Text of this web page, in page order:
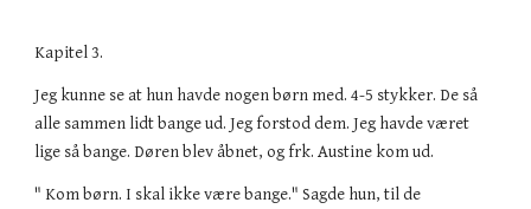
Kapitel 3.
Jeg kunne se at hun havde nogen børn med. 4-5 stykker. De så
alle sammen lidt bange ud. Jeg forstod dem. Jeg havde været
lige så bange. Døren blev åbnet, og frk. Austine kom ud.
" Kom børn. I skal ikke være bange." Sagde hun, til de